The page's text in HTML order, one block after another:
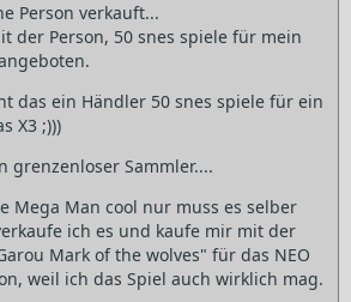
Person verkauft...
der Person, 50 snes spiele für mein
das ein Händler 50 snes spiele für ein
X3 ;)))
grenzenloser Sammler....
Mega Man cool nur muss es selber
ich es und kaufe mir mit der
Mark of the wolves" für das NEO
weil ich das Spiel auch wirklich mag.